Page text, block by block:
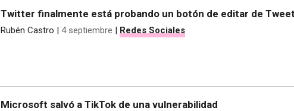
Twitter finalmente está probando un botón de editar de Tweet
Rubén Castro | 4 septiembre | Redes Sociales
Microsoft salvó a TikTok de una vulnerabilidad